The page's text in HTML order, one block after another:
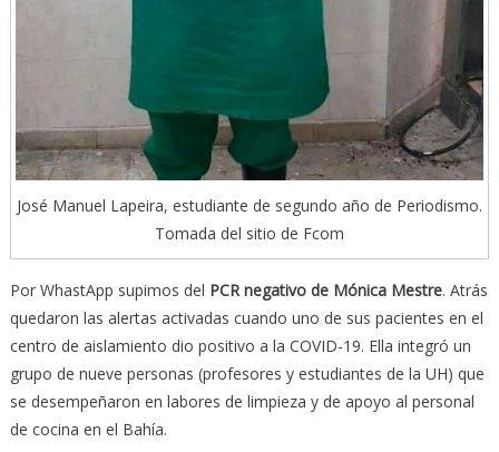
José Manuel Lapeira, estudiante de segundo año de Periodismo.
Tomada del sitio de Fcom
Por WhastApp supimos del PCR negativo de Mónica Mestre. Atrás
quedaron las alertas activadas cuando uno de sus pacientes en el
centro de aislamiento dio positivo a la COVID-19. Ella integró un
grupo de nueve personas (profesores y estudiantes de la UH) que
se desempeñaron en labores de limpieza y de apoyo al personal
de cocina en el Bahía.